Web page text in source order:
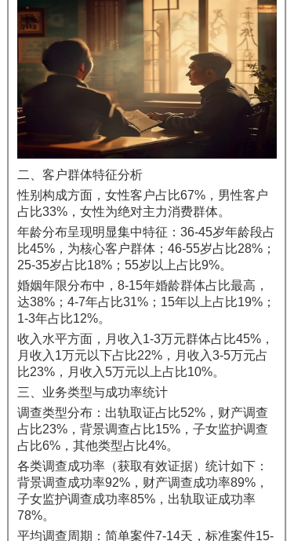
二、客户群体特征分析
性别构成方面，女性客户占比67%，男性客户
占比33%，女性为绝对主力消费群体。
年龄分布呈现明显集中特征：36-45岁年龄段占
比45%，为核心客户群体；46-55岁占比28%；
25-35岁占比18%；55岁以上占比9%。
婚姻年限分布中，8-15年婚龄群体占比最高，
达38%；4-7年占比31%；15年以上占比19%；
1-3年占比12%。
收入水平方面，月收入1-3万元群体占比45%，
月收入1万元以下占比22%，月收入3-5万元占
比23%，月收入5万元以上占比10%。
三、业务类型与成功率统计
调查类型分布：出轨取证占比52%，财产调查
占比23%，背景调查占比15%，子女监护调查
占比6%，其他类型占比4%。
各类调查成功率（获取有效证据）统计如下：
背景调查成功率92%，财产调查成功率89%，
子女监护调查成功率85%，出轨取证成功率
78%。
平均调查周期：简单案件7-14天，标准案件15-